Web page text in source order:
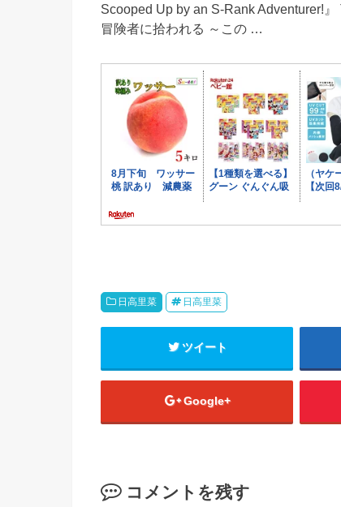
Scooped Up by an S-Rank Adventurer!
冒険者に拾われる ～この …
日高里菜 日高里菜
ツイート
Google+
コメントを残す